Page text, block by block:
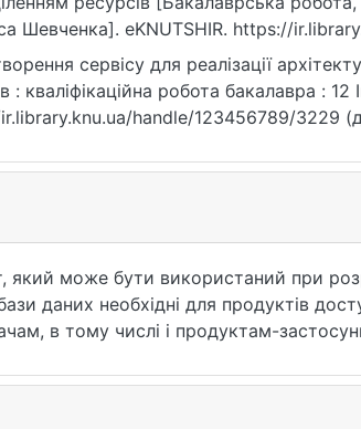
Шевченка]. eKNUTSHIR. https://
сервісу для реалізації
: кваліфікаційна робота бакалавра : 12
handle/123456789/3229
може бути використаний при
даних необхідні для продуктів
в тому числі і продуктам-